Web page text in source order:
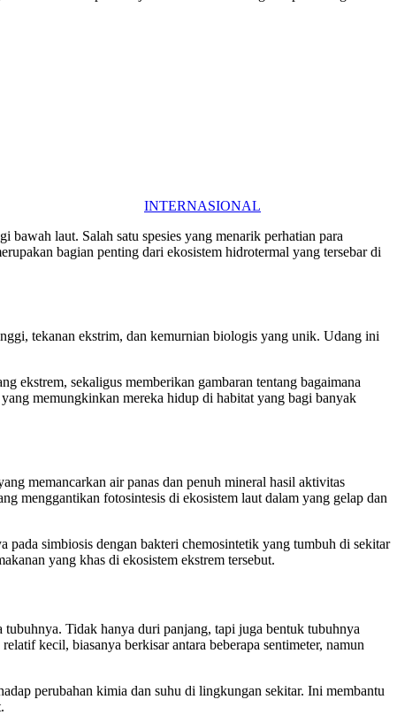
INTERNASIONAL
laut. Salah satu spesies yang menarik perhatian para
bagian penting dari ekosistem hidrotermal yang tersebar di
tekanan ekstrim, dan kemurnian biologis yang unik. Udang ini
ekstrem, sekaligus memberikan gambaran tentang bagaimana
memungkinkan mereka hidup di habitat yang bagi banyak
memancarkan air panas dan penuh mineral hasil aktivitas
menggantikan fotosintesis di ekosistem laut dalam yang gelap dan
simbiosis dengan bakteri chemosintetik yang tumbuh di sekitar
yang khas di ekosistem ekstrem tersebut.
Tidak hanya duri panjang, tapi juga bentuk tubuhnya
kecil, biasanya berkisar antara beberapa sentimeter, namun
perubahan kimia dan suhu di lingkungan sekitar. Ini membantu